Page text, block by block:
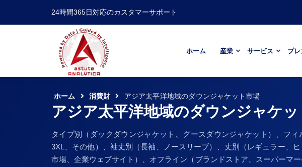
24時間365日対応のカスタマーサポート
ホーム 産業 サービス プ
ホーム 消費財 アジア太平洋地域のダウンジャケット市場
アジア太平洋地域のダウンジャケ
タイプ別（ダックダウンジャケット、グースダウンジャケット）、フ
3XL、その他）、袖丈別（長袖、ノースリーブ）、丈別（レギュラー、
市場、企業ウェブサイト）、オフライン（ブランドストア、スーパーマ